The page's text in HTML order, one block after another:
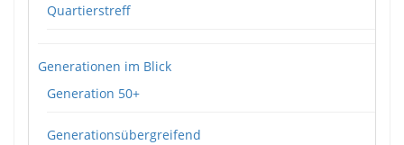
Quartierstreff
Generationen im Blick
Generation 50+
Generationsübergreifend